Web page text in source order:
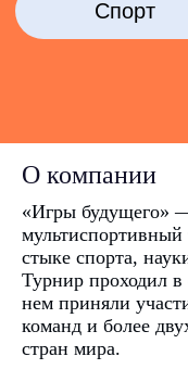
О компании
«Игры будущего»
стыке спорта,
Турнир проходил
нем приняли
команд и более
стран мира.